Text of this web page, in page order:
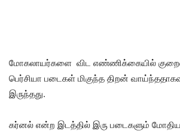
மோகலாயர்களை விட எண்ணிக்கையில்
பெர்சியா படைகள் மிகுந்த திறன்
இருந்தது.
கர்னல் என்ற இடத்தில் இரு படைகளும்